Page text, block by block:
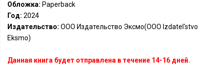
Обложка: Paperback
Год: 2024
Издательство: ООО Издательство Эксмо(OOO Izdatel'stvo
Eksmo)
Данная книга будет отправлена в течение 14-16 дней.